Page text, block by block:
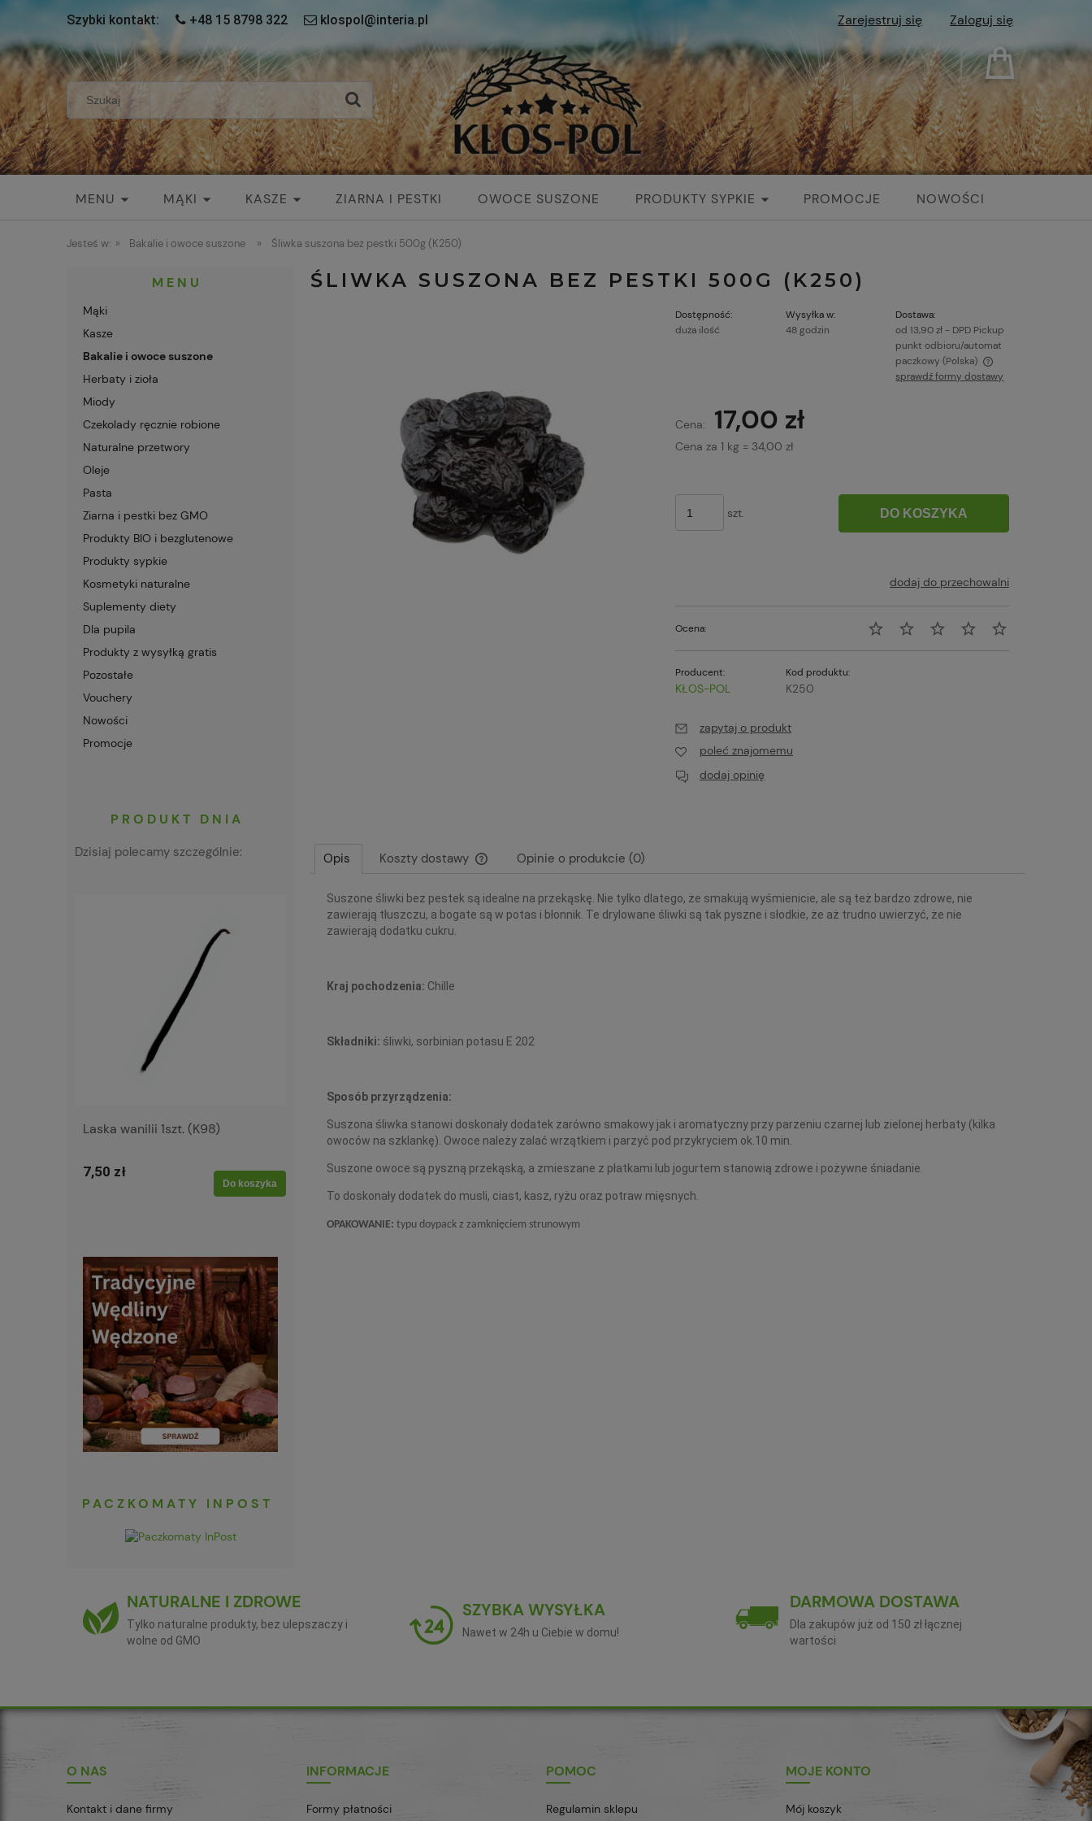
Szybki kontakt: +48 15 8798 322 klospol@interia.pl Zarejestruj się Zaloguj się
MENU MĄKI KASZE ZIARNA I PESTKI OWOCE SUSZONE PRODUKTY SYPKIE PROMOCJE NOWOŚCI
Jesteś w: » Bakalie i owoce suszone » Śliwka suszona bez pestki 500g (K250)
MENU
Mąki
Kasze
Bakalie i owoce suszone
Herbaty i zioła
Miody
Czekolady ręcznie robione
Naturalne przetwory
Oleje
Pasta
Ziarna i pestki bez GMO
Produkty BIO i bezglutenowe
Produkty sypkie
Kosmetyki naturalne
Suplementy diety
Dla pupila
Produkty z wysyłką gratis
Pozostałe
Vouchery
Nowości
Promocje
PRODUKT DNIA
Dzisiaj polecamy szczególnie:
Laska wanilii 1szt. (K98)
7,50 zł
Do koszyka
PACZKOMATY INPOST
ŚLIWKA SUSZONA BEZ PESTKI 500G (K250)
Dostępność:
duża ilość
Wysyłka w:
48 godzin
Dostawa:
od 13,90 zł - DPD Pickup
punkt odbioru/automat
paczkowy(Polska)
płatności
sprawdź formy dostawy
Cena: 17,00 zł
Cena za 1 kg= 34,00 zł
szt. DO KOSZYKA
dodaj do przechowalni
Ocena:
Producent:
KŁOS-POL
Kod produktu:
K250
zapytaj o produkt
poleć znajomemu
dodaj opinię
Opis Koszty dostawy
Cena nie zawiera ewentualnych kosztów
płatności
Opinie o produkcie (0)
Suszone śliwki bez pestek są idealne na przekąskę. Nie tylko dlatego, że smakują wyśmienicie, ale są też bardzo zdrowe, nie
zawierają tłuszczu, a bogate są w potas i błonnik. Te drylowane śliwki są tak pyszne i słodkie, że aż trudno uwierzyć, że nie
zawierają dodatku cukru.
Kraj pochodzenia: Chille
Składniki: śliwki, sorbinian potasu E 202
Sposób przyrządzenia:
Suszona śliwka stanowi doskonały dodatek zarówno smakowy jak i aromatyczny przy parzeniu czarnej lub zielonej herbaty (kilka
owoców na szklankę). Owoce należy zalać wrzątkiem i parzyć pod przykryciem ok.10 min.
Suszone owoce są pyszną przekąską, a zmieszane z płatkami lub jogurtem stanowią zdrowe i pożywne śniadanie.
To doskonały dodatek do musli, ciast, kasz, ryżu oraz potraw mięsnych.
OPAKOWANIE: typu doypack z zamknięciem strunowym
NATURALNE I ZDROWE
Tylko naturalne produkty, bez ulepszaczy i
wolne od GMO
SZYBKA WYSYŁKA
Nawet w 24h u Ciebie w domu!
DARMOWA DOSTAWA
Dla zakupów już od 150 zł łącznej
wartości
O NAS
Kontakt i dane firmy
INFORMACJE
Formy płatności
POMOC
Regulamin sklepu
MOJE KONTO
Mój koszyk